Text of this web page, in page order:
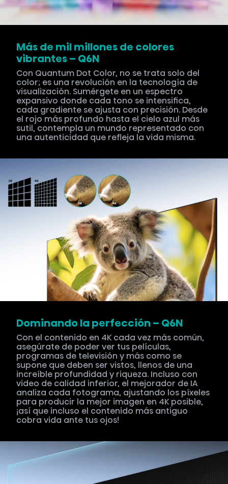
Más de mil millones de colores
vibrantes – Q6N
Con Quantum Dot Color, no se trata solo del
color; es una revolución en la tecnología de
visualización. Sumérgete en un espectro
expansivo donde cada tono se intensifica,
cada gradiente se ajusta con precisión. Desde
el rojo más profundo hasta el cielo azul más
sutil, contempla un mundo representado con
una autenticidad que refleja la vida misma.
Dominando la perfección – Q6N
Con el contenido en 4K cada vez más común,
asegúrate de poder ver tus películas,
programas de televisión y más como se
supone que deben ser vistos, llenos de una
increíble profundidad y riqueza. Incluso con
video de calidad inferior, el mejorador de IA
analiza cada fotograma, ajustando los píxeles
para producir la mejor imagen en 4K posible,
¡así que incluso el contenido más antiguo
cobra vida ante tus ojos!